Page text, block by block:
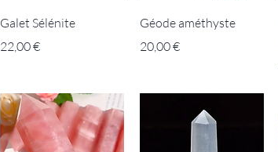
Galet Sélénite
Prix
22,00 €
Géode améthyste
Prix
20,00 €